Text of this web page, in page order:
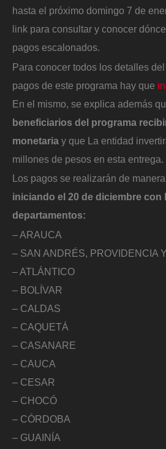
hasta el próximo domingo 7 de
link para consultar y conocer
pagos escalonados.
Para conocer todos los detalles
pagos de este programa hay que
En el mismo, se explica además
beneficiarios del programa
monetaria y que La entidad
millones de pesos en esta entrega.
Los pagos se realizarán de
iniciando el 20 de diciembre con
departamentos:
– ARAUCA
– SAN ANDRÉS, PROVIDENCIA
– ATLÁNTICO
– BOLÍVAR
– CALDAS
– CAQUETÁ
– CASANARE
– CAUCA
– CESAR
– CHOCÓ
– CÓRDOBA
– GUAINÍA